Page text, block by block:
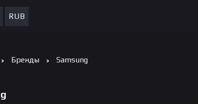
RUB
Бренды Samsung